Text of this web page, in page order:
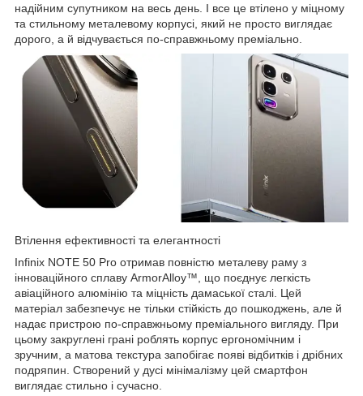
надійним супутником на весь день. І все це втілено у міцному
та стильному металевому корпусі, який не просто виглядає
дорого, а й відчувається по-справжньому преміально.
Втілення ефективності та елегантності
Infinix NOTE 50 Pro отримав повністю металеву раму з
інноваційного сплаву ArmorAlloy™, що поєднує легкість
авіаційного алюмінію та міцність дамаської сталі. Цей
матеріал забезпечує не тільки стійкість до пошкоджень, але й
надає пристрою по-справжньому преміального вигляду. При
цьому закруглені грані роблять корпус ергономічним і
зручним, а матова текстура запобігає появі відбитків і дрібних
подряпин. Створений у дусі мінімалізму цей смартфон
виглядає стильно і сучасно.